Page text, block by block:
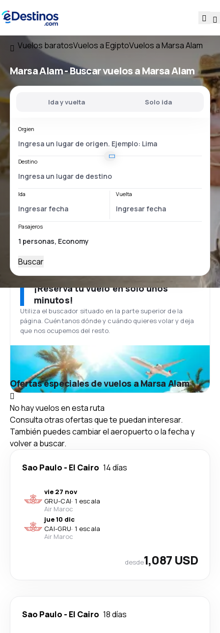
Vuelos baratosVuelos a EgiptoVuelos a Marsa Alam
Marsa Alam - Buscar vuelos a Marsa Alam
Ida y vuelta Solo ida
Orgien
Destino
Ida Vuelta
Pasajeros
Buscar
¡Reserva tu vuelo en solo unos
minutos!
Utiliza el buscador situado en la parte superior de la
página. Cuéntanos dónde y cuándo quieres volar y deja
que nos ocupemos del resto.
Ofertas especiales de vuelos a Marsa Alam
No hay vuelos en esta ruta
Consulta otras ofertas que te puedan interesar.
También puedes cambiar el aeropuerto o la fecha y
volver a buscar.
Sao Paulo - El Cairo 14 días
vie 27 nov
GRU-CAI· 1 escala
Air Maroc
jue 10 dic
CAI-GRU· 1 escala
Air Maroc
desde1,087 USD
Sao Paulo - El Cairo 18 días